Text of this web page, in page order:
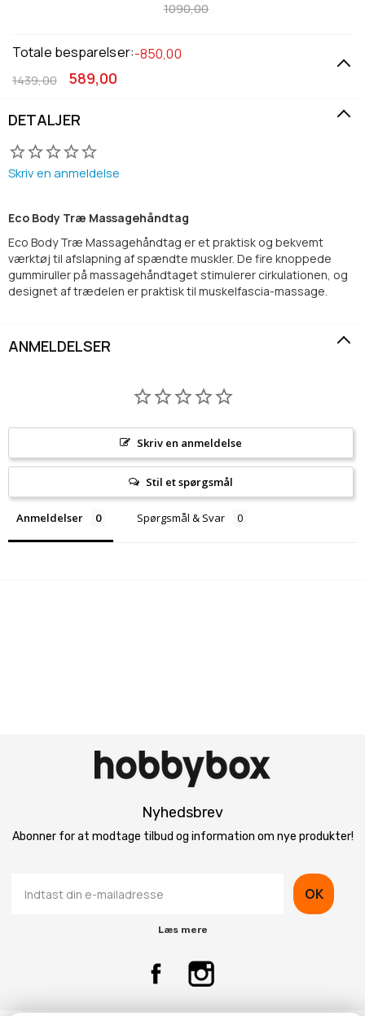
1090,00
Totale besparelser:-850,00
589,00
1439,00
DETALJER
Skriv en anmeldelse
Eco Body Træ Massagehåndtag
Eco Body Træ Massagehåndtag er et praktisk og bekvemt
værktøj til afslapning af spændte muskler. De fire knoppede
gummiruller på massagehåndtaget stimulerer cirkulationen, og
designet af trædelen er praktisk til muskelfascia-massage.
ANMELDELSER
Skriv en anmeldelse
Stil et spørgsmål
Anmeldelser Spørgsmål & Svar
Nyhedsbrev
Abonner for at modtage tilbud og information om nye produkter!
OK
Læs mere